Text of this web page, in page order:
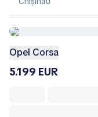
Opel Corsa
5.199 EUR